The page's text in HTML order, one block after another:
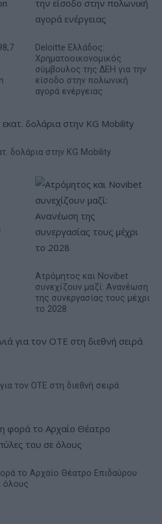
Deloitte Ελλάδος:
Χρηματοοικονομικός
σύμβουλος της ΔΕΗ για την
είσοδο στην πολωνική
αγορά ενέργειας
δολάρια στην KG Mobility
Ατρόμητος και Novibet
συνεχίζουν μαζί: Ανανέωση
της συνεργασίας τους μέχρι
το 2028
τον ΟΤΕ στη διεθνή σειρά
το Αρχαίο Θέατρο Επιδαύρου
όλους